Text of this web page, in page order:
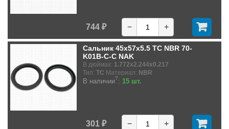
744 ₽ − +
Сальник 45x57x5.5 TC NBR 70-
K01B-C-C NAK
В дюймах: 1.772x2.244x0.217
Тип: TC Материал: NBR
В наличии?: 15 шт.
301 ₽ − +